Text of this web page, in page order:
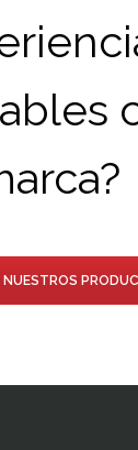
NUESTROS